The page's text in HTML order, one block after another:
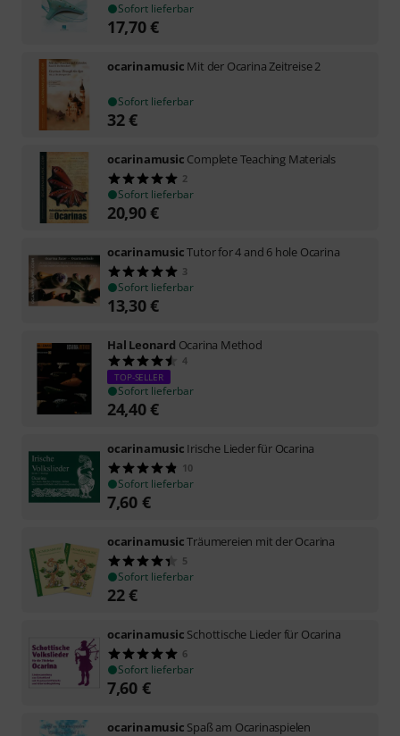
Sofort lieferbar
17,70€
ocarinamusic Mit der Ocarina Zeitreise 2
Sofort lieferbar
32€
ocarinamusic Complete Teaching Materials
2
Sofort lieferbar
20,90€
ocarinamusicTutor for 4 and 6 hole Ocarina
3
Sofort lieferbar
13,30€
Hal Leonard Ocarina Method
4
TOP-SELLER
Sofort lieferbar
24,40€
ocarinamusic Irische Lieder für Ocarina
10
Sofort lieferbar
7,60 €
ocarinamusicTräumereien mit der Ocarina
5
Sofort lieferbar
22€
ocarinamusic Schottische Lieder für Ocarina
6
Sofort lieferbar
7,60 €
ocarinamusic Spaß am Ocarinaspielen